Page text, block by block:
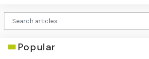
Popular